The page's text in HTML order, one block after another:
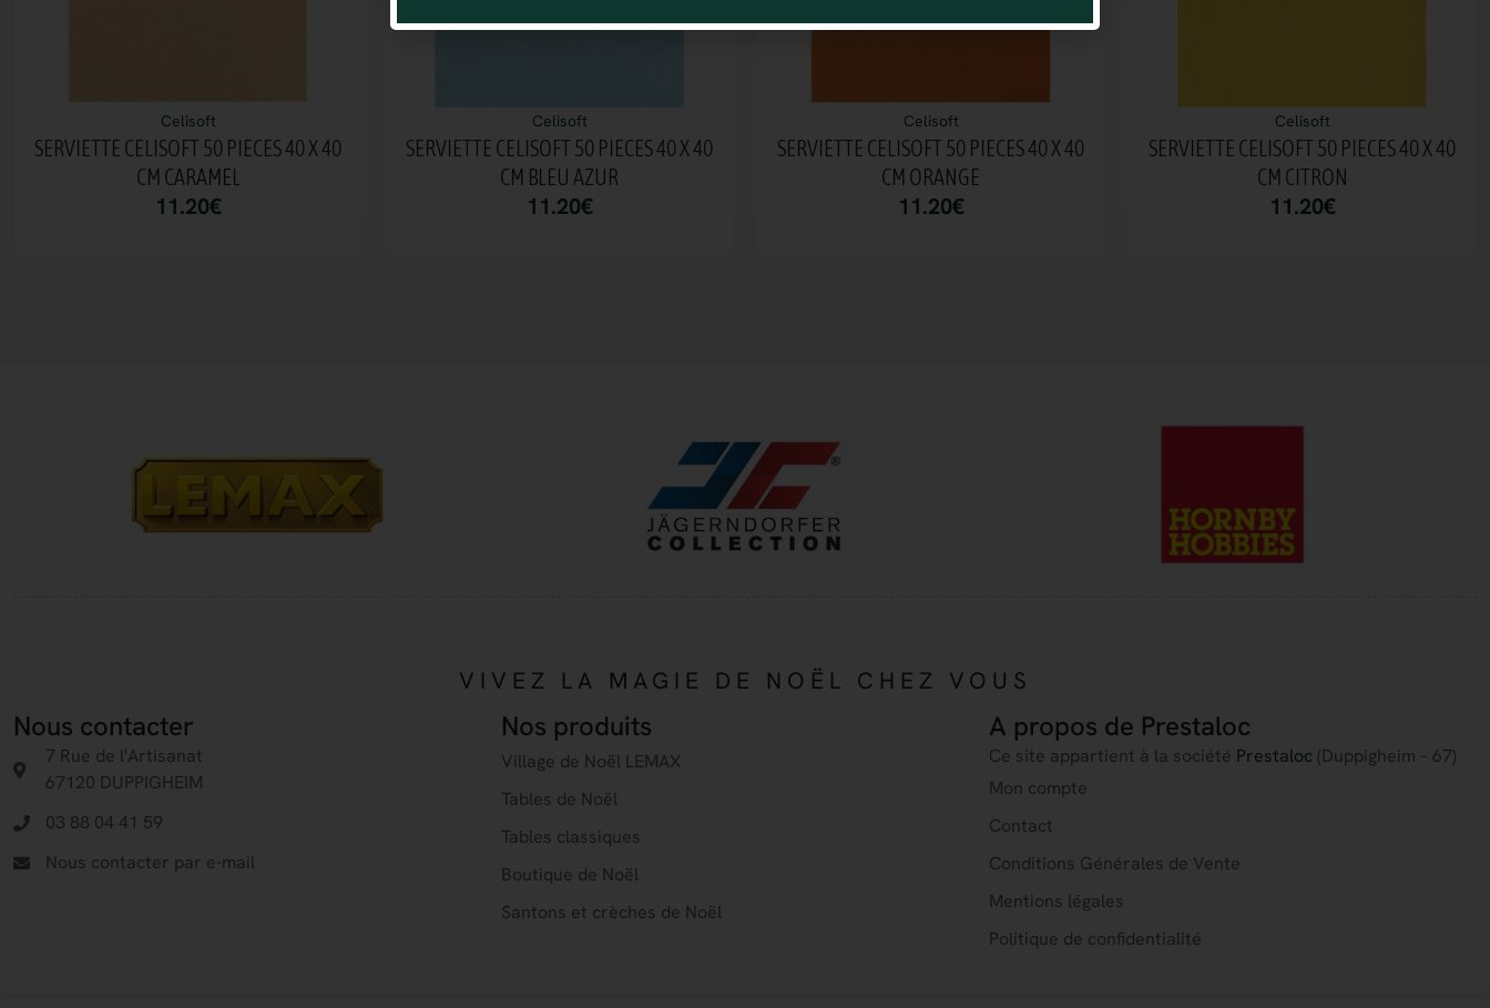
Celisoft
SERVIETTE CELISOFT 50 PIECES 40 X 40
CM CARAMEL
11.20€
Celisoft
SERVIETTE CELISOFT 50 PIECES 40 X 40
CM BLEU AZUR
11.20€
Celisoft
SERVIETTE CELISOFT 50 PIECES 40 X 40
CM ORANGE
11.20€
Celisoft
SERVIETTE CELISOFT 50 PIECES 40 X 40
CM CITRON
11.20€
VIVEZ LA MAGIE DE NOËL CHEZ VOUS
Nous contacter
7 Rue de l'Artisanat
67120 DUPPIGHEIM
03 88 04 41 59
Nous contacter par e-mail
Nos produits
Village de Noël LEMAX
Tables de Noël
Tables classiques
Boutique de Noël
Santons et crèches de Noël
A propos de Prestaloc
Ce site appartient à la société Prestaloc (Duppigheim – 67)
Mon compte
Contact
Conditions Générales de Vente
Mentions légales
Politique de confidentialité